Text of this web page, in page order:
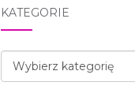
KATEGORIE
Kategorie